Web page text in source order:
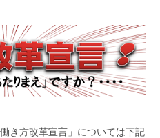
き方改革宣言」については下記